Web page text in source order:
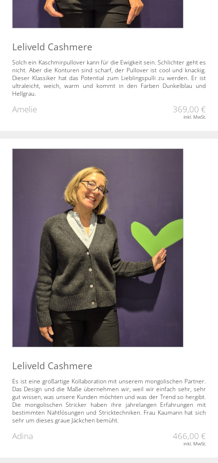
Leliveld Cashmere
Solch ein Kaschmirpullover kann für die Ewigkeit sein. Schlichter geht es
nicht. Aber die Konturen sind scharf, der Pullover ist cool und knackig.
Dieser Klassiker hat das Potential zum Lieblingspulli zu werden. Er ist
ultraleicht, weich, warm und kommt in den Farben Dunkelblau und
Hellgrau.
Amelie 369,00 €
inkl. MwSt.
Leliveld Cashmere
Es ist eine großartige Kollaboration mit unserem mongolischen Partner.
Das Design und die Maße übernehmen wir, weil wir einfach sehr, sehr
gut wissen, was unsere Kunden möchten und was der Trend so hergibt.
Die mongolischen Stricker haben ihre jahrelangen Erfahrungen mit
bestimmten Nahtlösungen und Stricktechniken. Frau Kaumann hat sich
sehr um dieses graue Jäckchen bemüht.
Adina 466,00 €
inkl. MwSt.